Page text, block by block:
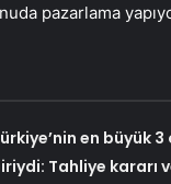
pazarlama
en büyük
Tahliye kararı